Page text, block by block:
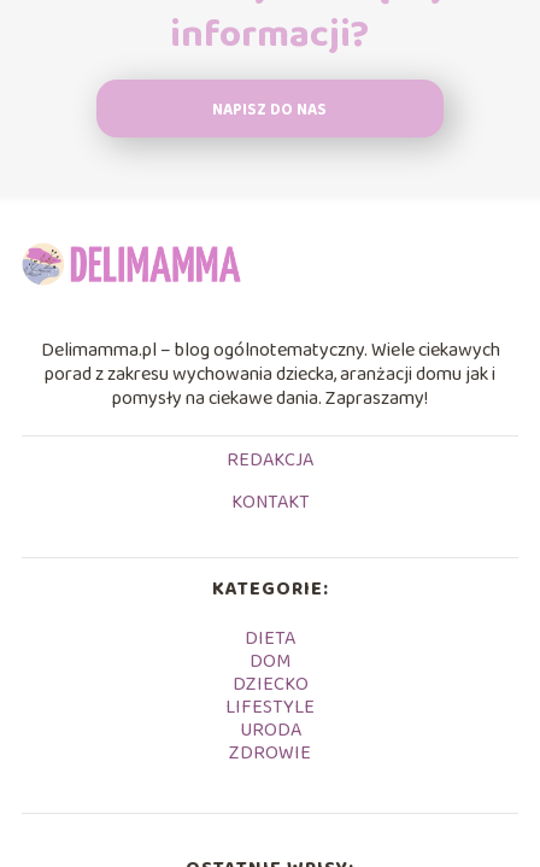
informacji?
NAPISZ DO NAS
Delimamma.pl – blog ogólnotematyczny. Wiele ciekawych
porad z zakresu wychowania dziecka, aranżacji domu jak i
pomysły na ciekawe dania. Zapraszamy!
REDAKCJA
KONTAKT
KATEGORIE:
DIETA
DOM
DZIECKO
LIFESTYLE
URODA
ZDROWIE